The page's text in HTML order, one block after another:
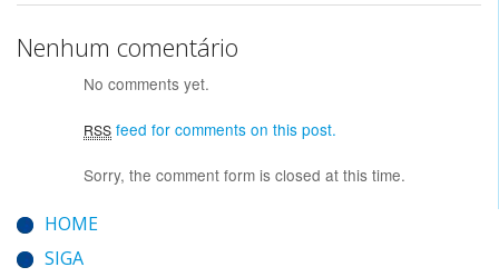
Nenhum comentário
No comments yet.
RSS feed for comments on this post.
Sorry, the comment form is closed at this time.
HOME
SIGA